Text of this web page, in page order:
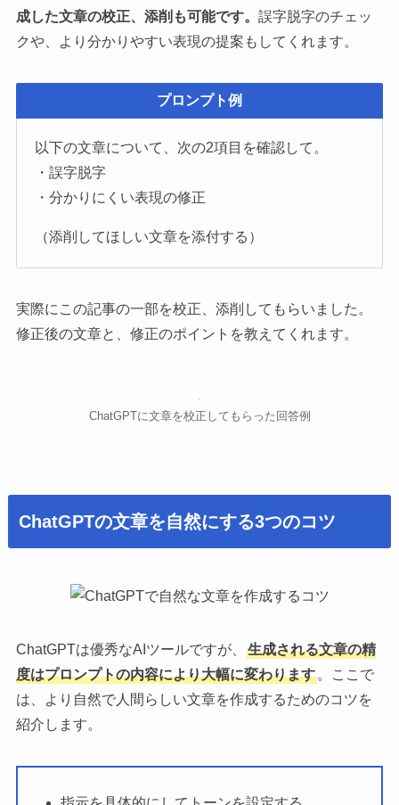
成した文章の校正、添削も可能です。 誤字脱字のチェッ
クや、より分かりやすい表現の提案もしてくれます。
プロンプト例
以下の文章について、次の2項目を確認して。
・誤字脱字
・分かりにくい表現の修正
（添削してほしい文章を添付する）
実際にこの記事の一部を校正、添削してもらいました。
修正後の文章と、修正のポイントを教えてくれます。
ChatGPTに文章を校正してもらった回答例
ChatGPTの文章を自然にする3つのコツ
ChatGPTは優秀なAIツールですが、
生成される文章の精
度はプロンプトの内容により大幅に変わります。ここで
は、より自然で人間らしい文章を作成するためのコツを
紹介します。